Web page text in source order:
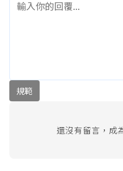
規範
還沒有留言，成